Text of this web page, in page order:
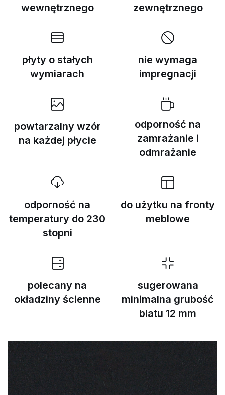
wewnętrznego
zewnętrznego
płyty o stałych
wymiarach
nie wymaga
impregnacji
powtarzalny wzór
na każdej płycie
odporność na
zamrażanie i
odmrażanie
odporność na
temperatury do 230
stopni
do użytku na fronty
meblowe
polecany na
okładziny ścienne
sugerowana
minimalna grubość
blatu 12 mm